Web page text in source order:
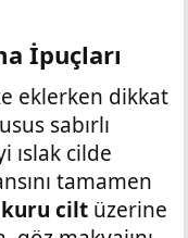
İpuçları​
eklerken dikkat
sabırlı
ıslak cilde
tamamen
kuru cilt üzerine